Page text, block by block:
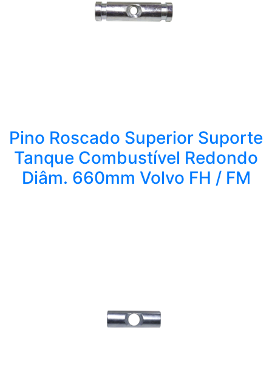
Pino Roscado Superior Suporte
Tanque Combustível Redondo
Diâm. 660mm Volvo FH / FM